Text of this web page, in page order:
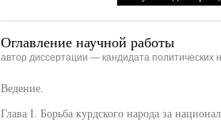
Оглавление научной работы
автор диссертации — кандидата политических
Ведение.
Глава I. Борьба курдского народа за